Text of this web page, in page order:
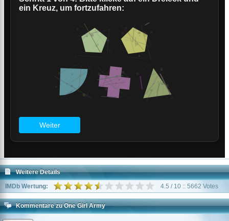
Weitere Details
IMDb Wertung:
4.5 / 10 :: 5662 Votes
Kommentare zu One Girl Army